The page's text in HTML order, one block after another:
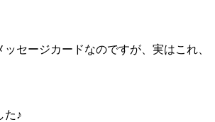
セージカードなのですが、実はこれ、
た♪